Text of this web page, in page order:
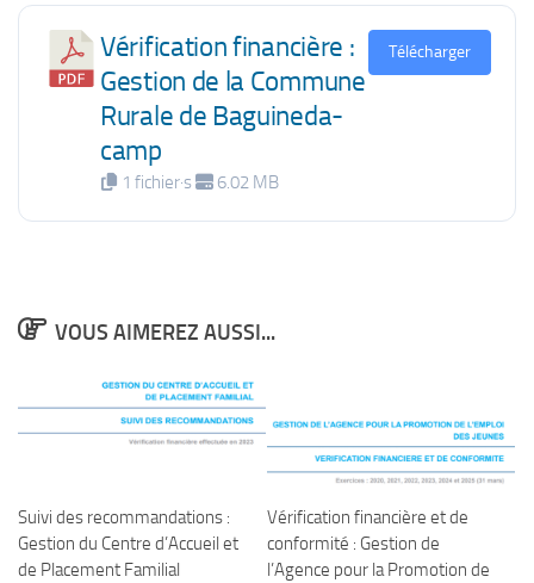
Vérification financière :
Gestion de la Commune
Rurale de Baguineda-
camp
1 fichier·s 6.02 MB
Télécharger
VOUS AIMEREZ AUSSI...
Suivi des recommandations :
Gestion du Centre d’Accueil et
de Placement Familial
Vérification financière et de
conformité : Gestion de
l’Agence pour la Promotion de